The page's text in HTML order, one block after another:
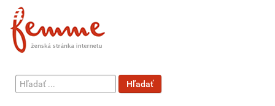
Hľadať
...
Hľadať